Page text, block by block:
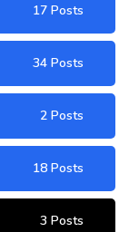
17 Posts
34 Posts
2 Posts
18 Posts
3 Posts